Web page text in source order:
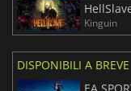
Kinguin
DISPONIBILI A BREVE